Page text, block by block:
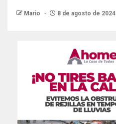
Mario 8 de agosto de 2024